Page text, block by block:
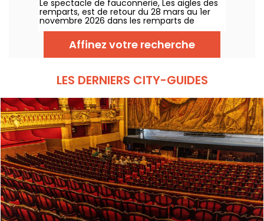
Provins
Le spectacle de fauconnerie, Les aigles des
remparts, est de retour du 28 mars au 1er
novembre 2026 dans les remparts de
Provins. Découvrez de splendides oiseaux de
proie en totale harmonie avec les chevaux.
Affinez votre recherche
LES DERNIERS CITY-GUIDES